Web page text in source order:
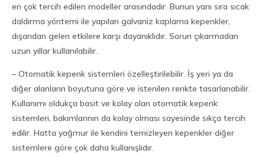
en çok tercih edilen modeller arasındadır. Bunun yanı sıra sıcak
daldırma yöntemi ile yapılan galvaniz kaplama kepenkler,
dışarıdan gelen etkilere karşı dayanıklıdır. Sorun çıkarmadan
uzun yıllar kullanılabilir.
– Otomatik kepenk sistemleri özelleştirilebilir. İş yeri ya da
diğer alanların boyutuna göre ve istenilen renkte tasarlanabilir.
Kullanımı oldukça basit ve kolay olan otomatik kepenk
sistemleri, bakımlarının da kolay olması sayesinde sıkça tercih
edilir. Hatta yağmur ile kendini temizleyen kepenkler diğer
sistemlere göre çok daha kullanışlıdır.